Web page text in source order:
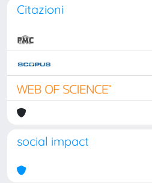
Citazioni
social impact